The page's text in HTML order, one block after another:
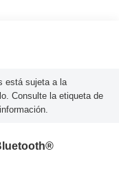
está sujeta a la
Consulte la etiqueta de